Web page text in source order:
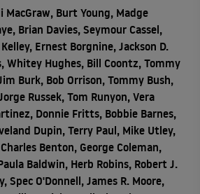
Burt Young, Madge
Brian Davies, Seymour Cassel,
Ernest Borgnine, Jackson D.
Whitey Hughes, Bill Coontz, Tommy
Burk, Bob Orrison, Tommy Bush,
Russek, Tom Runyon, Vera
Donnie Fritts, Bobbie Barnes,
Dupin, Terry Paul, Mike Utley,
Benton, George Coleman,
Baldwin, Herb Robins, Robert J.
Spec O'Donnell, James R. Moore,